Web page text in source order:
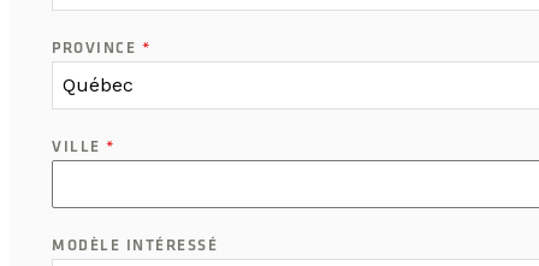
PROVINCE *
Québec
VILLE *
MODÈLE INTÉRESSÉ